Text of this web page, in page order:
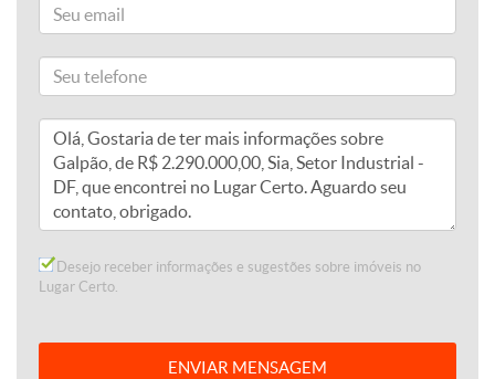
Desejo receber informações e sugestões sobre imóveis no
Lugar Certo.
ENVIAR MENSAGEM